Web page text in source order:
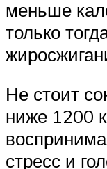
меньше
только
Не стоит
ниже 1200
стресс и